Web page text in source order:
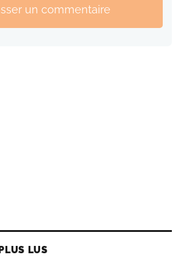
un commentaire
LUS